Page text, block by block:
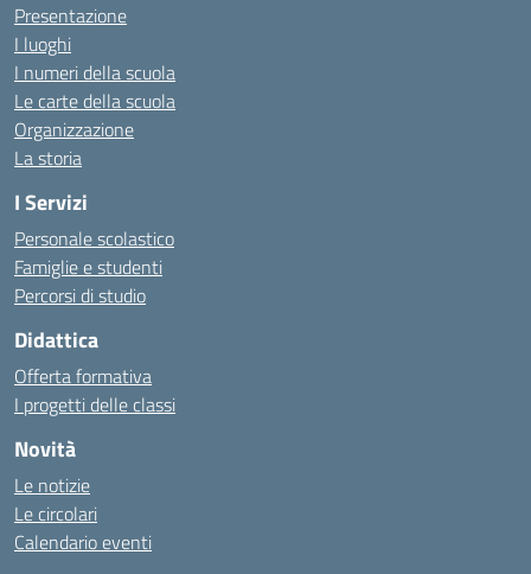
Presentazione
I luoghi
I numeri della scuola
Le carte della scuola
Organizzazione
La storia
I Servizi
Personale scolastico
Famiglie e studenti
Percorsi di studio
Didattica
Offerta formativa
I progetti delle classi
Novità
Le notizie
Le circolari
Calendario eventi